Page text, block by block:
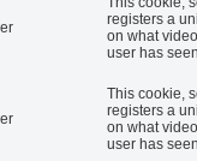
registers a
on what
user has
This cookie,
registers a
on what
user has